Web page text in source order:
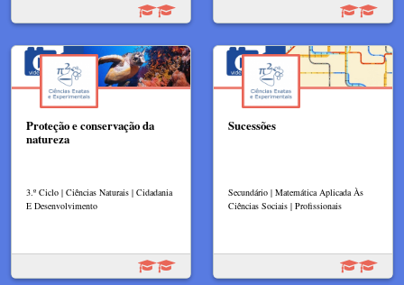
Proteção e conservação da
natureza
3.º Ciclo | Ciências Naturais | Cidadania
E Desenvolvimento
Sucessões
Secundário | Matemática Aplicada Às
Ciências Sociais | Profissionais